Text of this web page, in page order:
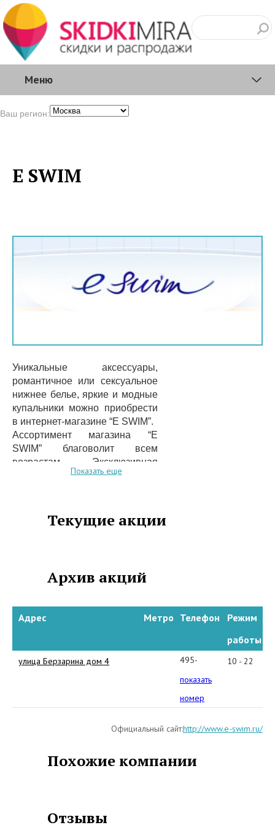
Меню
Ваш регион:
E SWIM
Уникальные аксессуары,
романтичное или сексуальное
нижнее белье, яркие и модные
купальники можно приобрести
в интернет-магазине “E SWIM”.
Ассортимент магазина “E
SWIM” благоволит всем
возрастам. Эксклюзивная
продукция от David,
Показать еще
Текущие акции
Архив акций
Адрес Метро Телефон
Режим
работы
улица Берзарина дом 4
495-
984-
59-
показать
номер
10 - 22
Официальный сайт:http://www.e-swim.ru/
Похожие компании
Отзывы